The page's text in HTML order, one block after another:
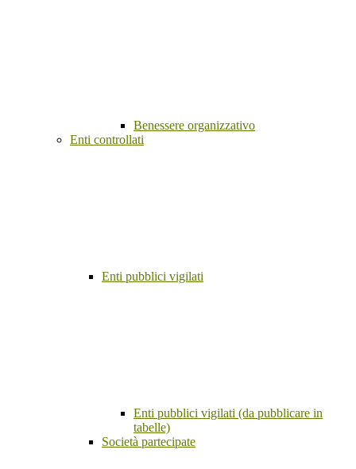
Benessere organizzativo
Enti controllati
Enti pubblici vigilati
Enti pubblici vigilati (da pubblicare in
tabelle)
Società partecipate